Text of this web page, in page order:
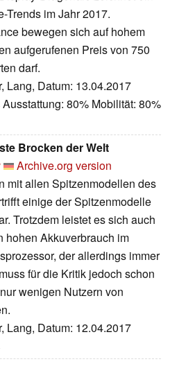
Trends im Jahr 2017.
bewegen sich auf hohem
aufgerufenen Preis von 750
darf.
Lang, Datum: 13.04.2017
Ausstattung: 80% Mobilität: 80%
Brocken der Welt
Archive.org version
mit allen Spitzenmodellen des
einige der Spitzenmodelle
Trotzdem leistet es sich auch
hohen Akkuverbrauch im
der allerdings immer
für die Kritik jedoch schon
wenigen Nutzern von
Lang, Datum: 12.04.2017